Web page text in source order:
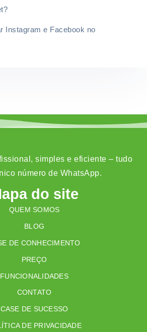
Instagram e Facebook no
simples e eficiente – tudo
número de WhatsApp.
do site
QUEM SOMOS
BLOG
DE CONHECIMENTO
PREÇO
FUNCIONALIDADES
CONTATO
CASE DE SUCESSO
DE PRIVACIDADE